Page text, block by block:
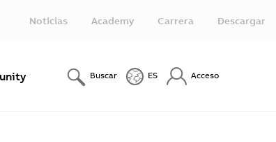
Noticias Academy Carrera Descargar
Buscar ES Acceso